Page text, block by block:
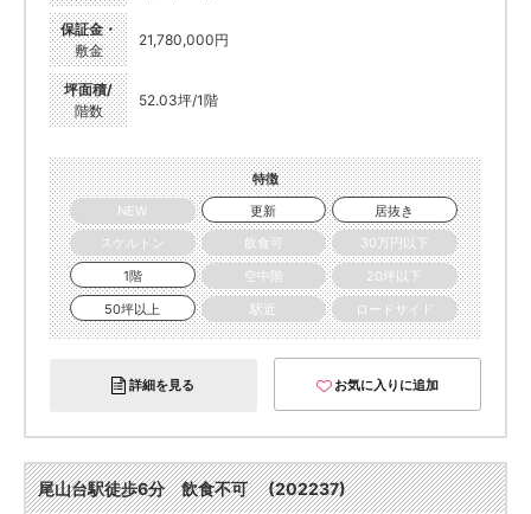
保証金・
敷金
21,780,000円
坪面積/
階数
52.03坪/1階
特徴
NEW
更新
居抜き
スケルトン
飲食可
30万円以下
1階
空中階
20坪以下
50坪以上
駅近 ロードサイド
詳細を見る お気に入りに追加
尾山台駅徒歩6分 飲食不可 (202237)